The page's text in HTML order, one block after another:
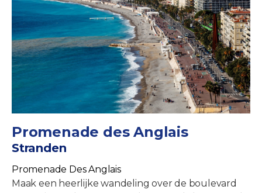
Promenade des Anglais
Stranden
Promenade Des Anglais
Maak een heerlijke wandeling over de boulevard